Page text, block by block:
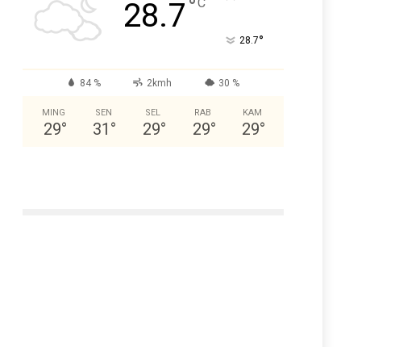
28.7°
28.7°
84 % 2kmh 30 %
MING
29°
SEN
31 °
SEL
29°
RAB
29°
KAM
29°